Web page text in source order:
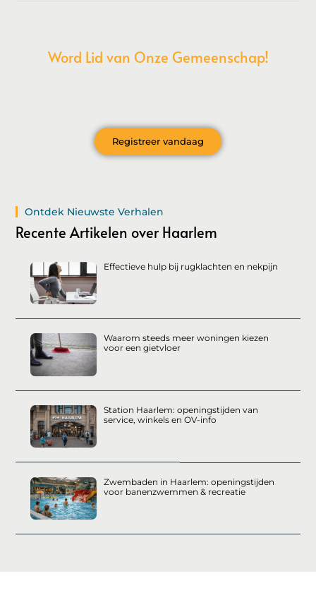
Word Lid van Onze Gemeenschap!
Registreer vandaag
Ontdek Nieuwste Verhalen
Recente Artikelen over Haarlem
Effectieve hulp bij rugklachten en nekpijn
Waarom steeds meer woningen kiezen
voor een gietvloer
Station Haarlem: openingstijden van
service, winkels en OV-info
Zwembaden in Haarlem: openingstijden
voor banenzwemmen & recreatie